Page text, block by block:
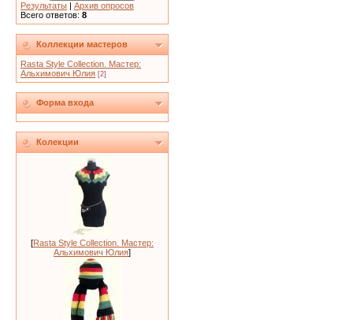
Результаты | Архив опросов
Всего ответов: 8
Коллекции мастеров
Rasta Style Collection. Мастер:
Альхимович Юлия [2]
Форма входа
Колекции
[Rasta Style Collection. Мастер:
Альхимович Юлия]